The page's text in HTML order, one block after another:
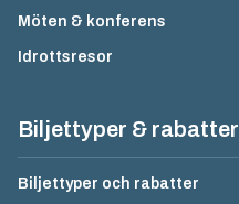
Möten & konferens
Idrottsresor
Biljettyper & rabatter
Biljettyper och rabatter